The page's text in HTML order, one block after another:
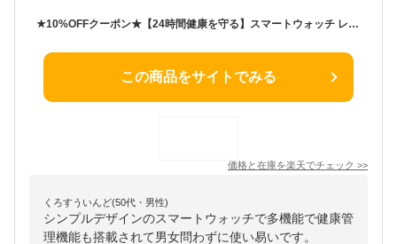
★10%OFFクーポン★【24時間健康を守る】スマートウォッチ レディース 通話機能 皮膚温度測定 時計 スマートウォッチ android対応 通話機能 ベルト 日本語 健康管理 心拍計 歩数 通勤通学 着信通知 スマートウォッチ ベルト おしゃれ 誕生日 ギフト おしゃれ 両親へ 操作簡単
この商品をサイトでみる
価格と在庫を楽天でチェック >>
くろすういんど(50代・男性)
シンプルデザインのスマートウォッチで多機能で健康管
理機能も搭載されて男女問わずに使い易いです。